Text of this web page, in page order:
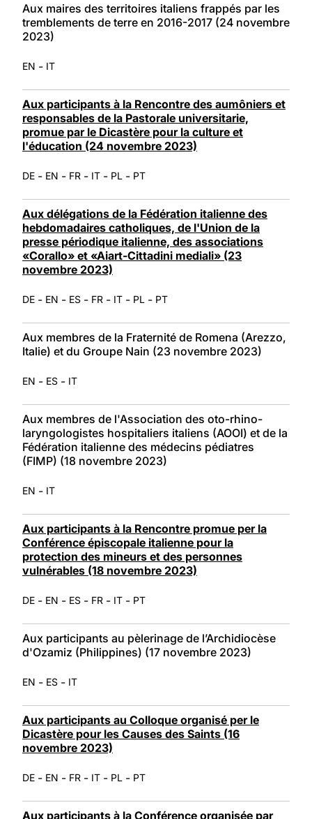
Aux maires des territoires italiens frappés par les
tremblements de terre en 2016-2017 (24 novembre
2023)
EN - IT
Aux participants à la Rencontre des aumôniers et
responsables de la Pastorale universitarie,
promue par le Dicastère pour la culture et
l'éducation (24 novembre 2023)
DE - EN - FR - IT - PL - PT
Aux délégations de la Fédération italienne des
hebdomadaires catholiques, de l'Union de la
presse périodique italienne, des associations
«Corallo» et «Aiart-Cittadini mediali» (23
novembre 2023)
DE - EN - ES - FR - IT - PL - PT
Aux membres de la Fraternité de Romena (Arezzo,
Italie) et du Groupe Nain (23 novembre 2023)
EN - ES - IT
Aux membres de l'Association des oto-rhino-
laryngologistes hospitaliers italiens (AOOI) et de la
Fédération italienne des médecins pédiatres
(FIMP) (18 novembre 2023)
EN - IT
Aux participants à la Rencontre promue per la
Conférence épiscopale italienne pour la
protection des mineurs et des personnes
vulnérables (18 novembre 2023)
DE - EN - ES - FR - IT - PT
Aux participants au pèlerinage de l’Archidiocèse
d'Ozamiz (Philippines) (17 novembre 2023)
EN - ES - IT
Aux participants au Colloque organisé per le
Dicastère pour les Causes des Saints (16
novembre 2023)
DE - EN - FR - IT - PL - PT
Aux participants à la Conférence organisée par